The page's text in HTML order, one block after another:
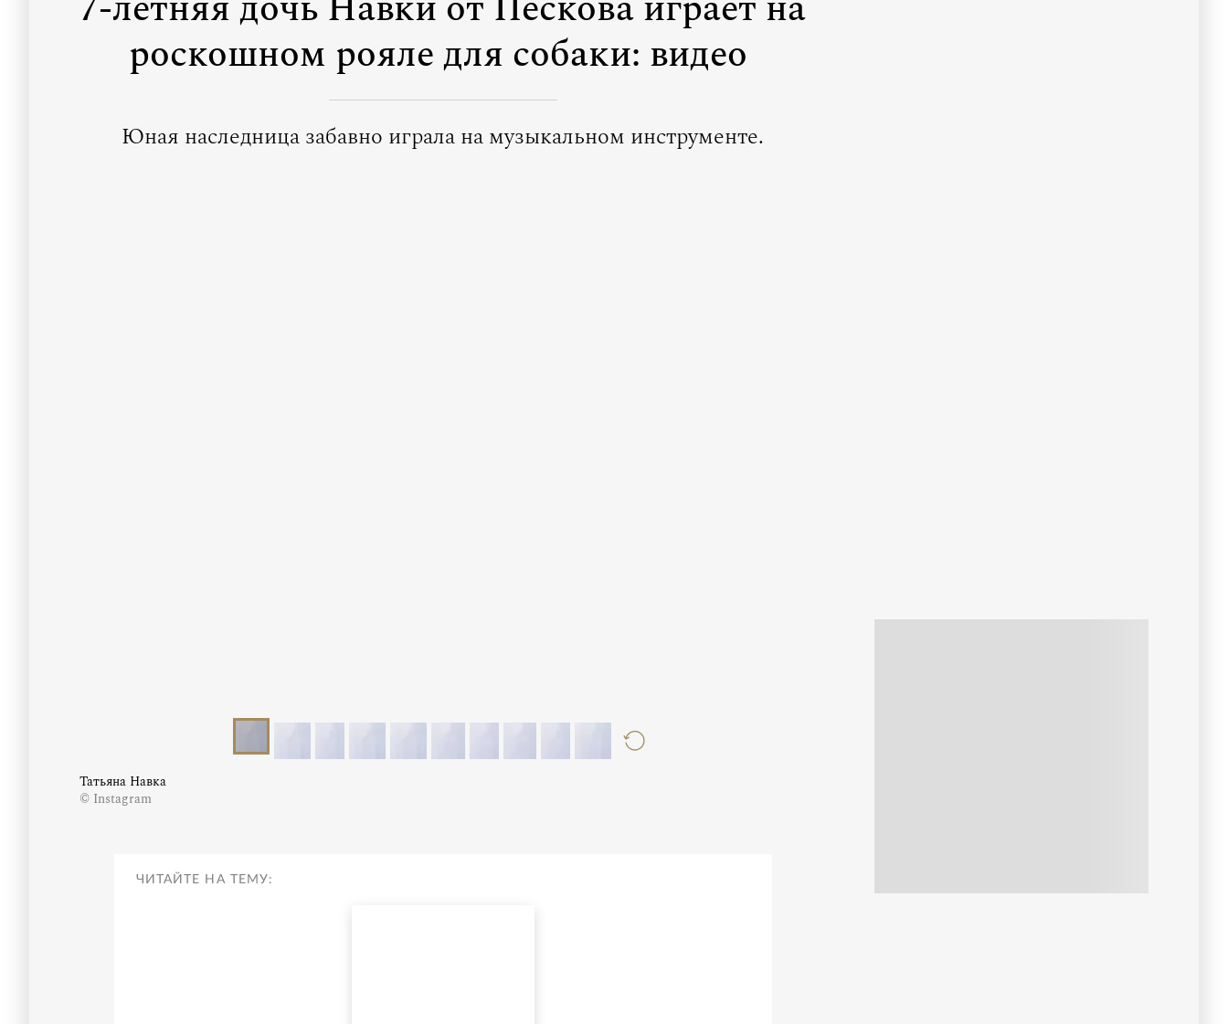
роскошном рояле для собаки: видео
Юная наследница забавно играла на музыкальном инструменте.
Татьяна Навка
© Instagram
ЧИТАЙТЕ НА ТЕМУ: